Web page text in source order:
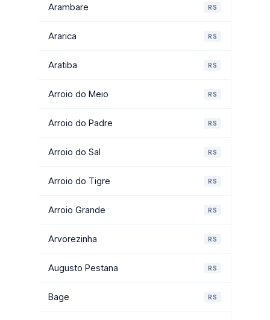
Arambare RS
Ararica RS
Aratiba RS
Arroio do Meio RS
Arroio do Padre RS
Arroio do Sal RS
Arroio do Tigre RS
Arroio Grande RS
Arvorezinha RS
Augusto Pestana RS
Bage RS